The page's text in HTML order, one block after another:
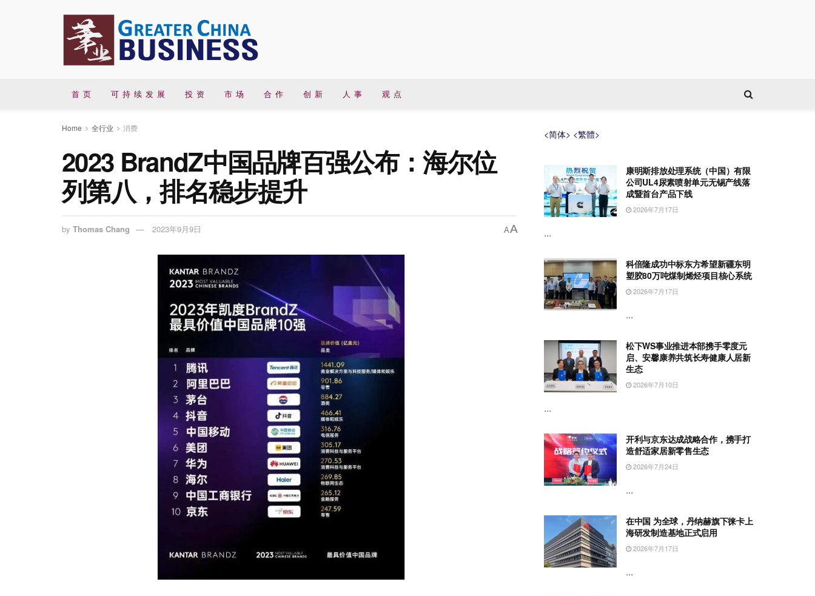
首 页 可 持 续 发 展 投 资 市 场 合 作 创 新 人 事 观 点
Home 全行业 消费
2023 BrandZ中国品牌百强公布：海尔位
列第八，排名稳步提升
by Thomas Chang 2023年9月9日 AA
<简体> <繁體>
康明斯排放处理系统（中国）有限
公司UL4尿素喷射单元无锡产线落
成暨首台产品下线
2026年7月17日
...
科倍隆成功中标东方希望新疆东明
塑胶80万吨煤制烯烃项目核心系统
2026年7月17日
...
松下WS事业推进本部携手零度元
启、安馨康养共筑长寿健康人居新
生态
2026年7月10日
...
开利与京东达成战略合作，携手打
造舒适家居新零售生态
2026年7月24日
...
在中国 为全球，丹纳赫旗下徕卡上
海研发制造基地正式启用
2026年7月17日
...